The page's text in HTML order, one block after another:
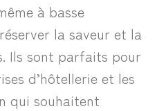
à basse
la saveur et la
Ils sont parfaits pour
d’hôtellerie et les
qui souhaitent